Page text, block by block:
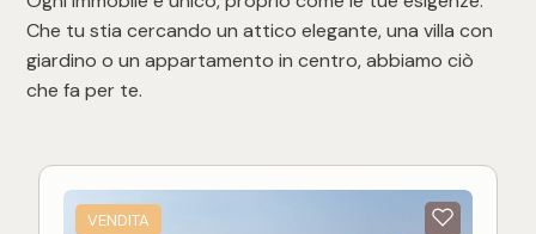
Che tu stia cercando un attico elegante, una villa con
giardino o un appartamento in centro, abbiamo ciò
che fa per te.
VENDITA